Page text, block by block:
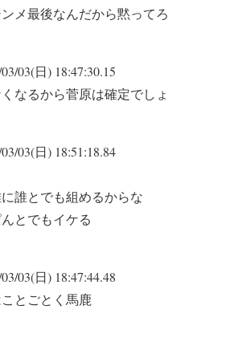
メ最後なんだから黙ってろ
03(日) 18:47:30.15
なるから菅原は確定でしょ
03(日) 18:51:18.84
誰とでも組めるからな
とでもイケる
03(日) 18:47:44.48
とごとく馬鹿